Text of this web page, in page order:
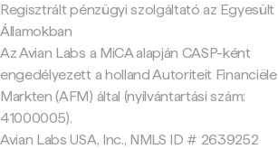
Regisztrált pénzügyi szolgáltató az Egyesült
Államokban
Az Avian Labs a MiCA alapján CASP-ként
engedélyezett a holland Autoriteit Financiële
Markten (AFM) által (nyilvántartási szám:
41000005).
Avian Labs USA, Inc., NMLS ID # 2639252